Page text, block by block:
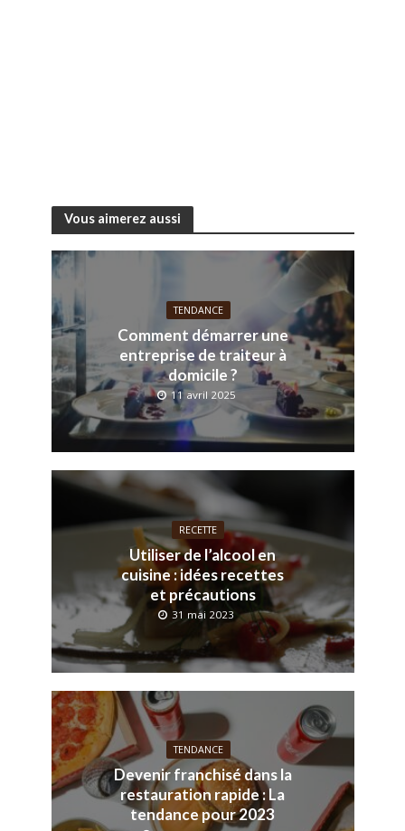
Vous aimerez aussi
TENDANCE
Comment démarrer une
entreprise de traiteur à
domicile ?
11 avril 2025
RECETTE
Utiliser de l’alcool en
cuisine : idées recettes
et précautions
31 mai 2023
TENDANCE
Devenir franchisé dans la
restauration rapide : La
tendance pour 2023